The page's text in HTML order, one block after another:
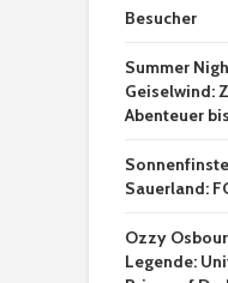
Besucher
Summer
Geiselwind:
Abenteuer
Sauerland:
Ozzy
Legende: